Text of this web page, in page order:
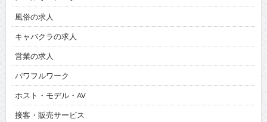
風俗の求人
キャバクラの求人
営業の求人
パワフルワーク
ホスト・モデル・AV
接客・販売サービス